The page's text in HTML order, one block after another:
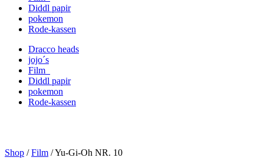
Diddl papir
pokemon
Rode-kassen
Dracco heads
jojo´s
Film
Diddl papir
pokemon
Rode-kassen
Shop /Film /Yu-Gi-Oh NR. 10